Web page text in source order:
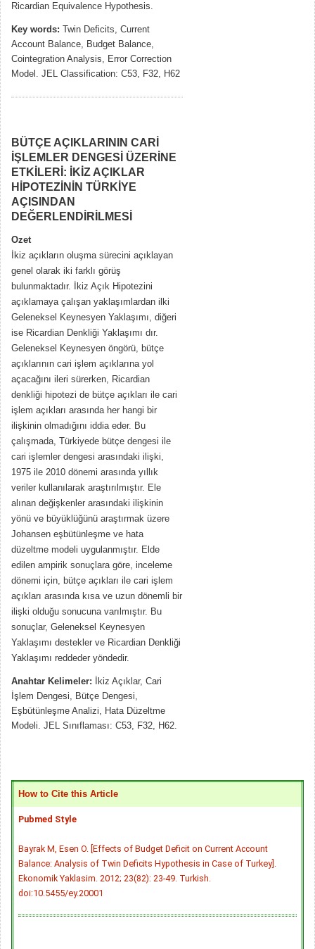
Ricardian Equivalence Hypothesis.
Key words: Twin Deficits, Current
Account Balance, Budget Balance,
Cointegration Analysis, Error Correction
Model. JEL Classification: C53, F32, H62
BÜTÇE AÇIKLARININ CARİ
İŞLEMLER DENGESİ ÜZERİNE
ETKİLERİ: İKİZ AÇIKLAR
HİPOTEZİNİN TÜRKİYE
AÇISINDAN
DEĞERLENDİRİLMESİ
Ozet
İkiz açıkların oluşma sürecini açıklayan
genel olarak iki farklı görüş
bulunmaktadır. İkiz Açık Hipotezini
açıklamaya çalışan yaklaşımlardan ilki
Geleneksel Keynesyen Yaklaşımı, diğeri
ise Ricardian Denkliği Yaklaşımı dır.
Geleneksel Keynesyen öngörü, bütçe
açıklarının cari işlem açıklarına yol
açacağını ileri sürerken, Ricardian
denkliği hipotezi de bütçe açıkları ile cari
işlem açıkları arasında her hangi bir
ilişkinin olmadığını iddia eder. Bu
çalışmada, Türkiyede bütçe dengesi ile
cari işlemler dengesi arasındaki ilişki,
1975 ile 2010 dönemi arasında yıllık
veriler kullanılarak araştırılmıştır. Ele
alınan değişkenler arasındaki ilişkinin
yönü ve büyüklüğünü araştırmak üzere
Johansen eşbütünleşme ve hata
düzeltme modeli uygulanmıştır. Elde
edilen ampirik sonuçlara göre, inceleme
dönemi için, bütçe açıkları ile cari işlem
açıkları arasında kısa ve uzun dönemli bir
ilişki olduğu sonucuna varılmıştır. Bu
sonuçlar, Geleneksel Keynesyen
Yaklaşımı destekler ve Ricardian Denkliği
Yaklaşımı reddeder yöndedir.
Anahtar Kelimeler: İkiz Açıklar, Cari
İşlem Dengesi, Bütçe Dengesi,
Eşbütünleşme Analizi, Hata Düzeltme
Modeli. JEL Sınıflaması: C53, F32, H62.
How to Cite this Article
Pubmed Style
Bayrak M, Esen O. [Effects of Budget Deficit on Current Account
Balance: Analysis of Twin Deficits Hypothesis in Case of Turkey].
Ekonomik Yaklasim. 2012; 23(82): 23-49. Turkish.
doi:10.5455/ey.20001